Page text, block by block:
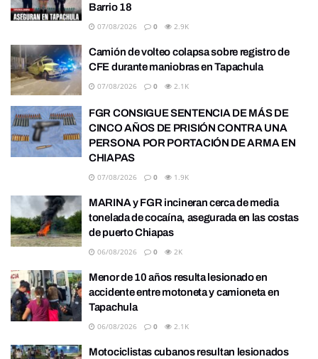
Barrio 18
07/08/2026 0 2.9K
Camión de volteo colapsa sobre registro de
CFE durante maniobras en Tapachula
07/08/2026 0 2.1K
FGR CONSIGUE SENTENCIA DE MÁS DE
CINCO AÑOS DE PRISIÓN CONTRA UNA
PERSONA POR PORTACIÓN DE ARMA EN
CHIAPAS
07/08/2026 0 1.9K
MARINA y FGR incineran cerca de media
tonelada de cocaína, asegurada en las costas
de puerto Chiapas
06/08/2026 0 2K
Menor de 10 años resulta lesionado en
accidente entre motoneta y camioneta en
Tapachula
06/08/2026 0 2.1K
Motociclistas cubanos resultan lesionados